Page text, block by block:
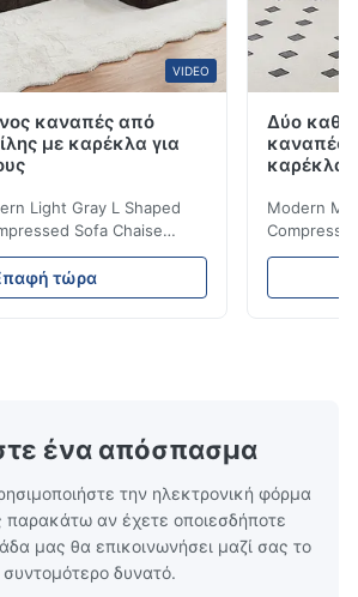
VIDEO
καναπές από
με καρέκλα για
Light Gray L Shaped
Sofa Chaise
Overview High resilience
designed for small
a contemporary light gray
τώρα
Δύο
καναπές
καρέκλα
Modern
Room
ένα απόσπασμα
την ηλεκτρονική φόρμα
παρακάτω αν έχετε οποιεσδήποτε
μας θα επικοινωνήσει μαζί σας το
συντομότερο δυνατό.